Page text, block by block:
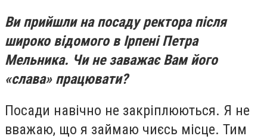
Ви прийшли на посаду ректора після
широко відомого в Ірпені Петра
Мельника. Чи не заважає Вам його
«слава» працювати?
Посади навічно не закріплюються. Я не
вважаю, що я займаю чиєсь місце. Тим